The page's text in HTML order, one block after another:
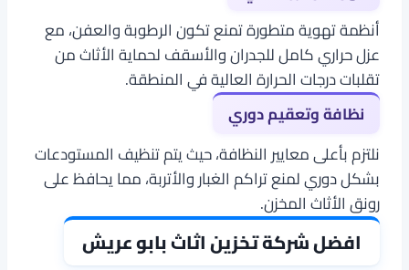
أنظمة تهوية متطورة تمنع تكون الرطوبة والعفن، مع
عزل حراري كامل للجدران والأسقف لحماية الأثاث من
تقلبات درجات الحرارة العالية في المنطقة.
نظافة وتعقيم دوري
نلتزم بأعلى معايير النظافة، حيث يتم تنظيف المستودعات
بشكل دوري لمنع تراكم الغبار والأتربة، مما يحافظ على
رونق الأثاث المخزن.
افضل شركة تخزين اثاث بابو عريش